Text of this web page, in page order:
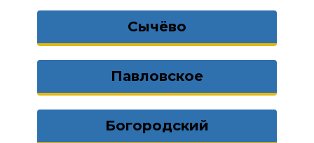
Сычёво
Павловское
Богородский